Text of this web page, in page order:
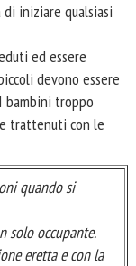
iniziare qualsiasi
ed essere
devono essere
troppo
trattenuti con le
quando si
solo occupante.
eretta e con la